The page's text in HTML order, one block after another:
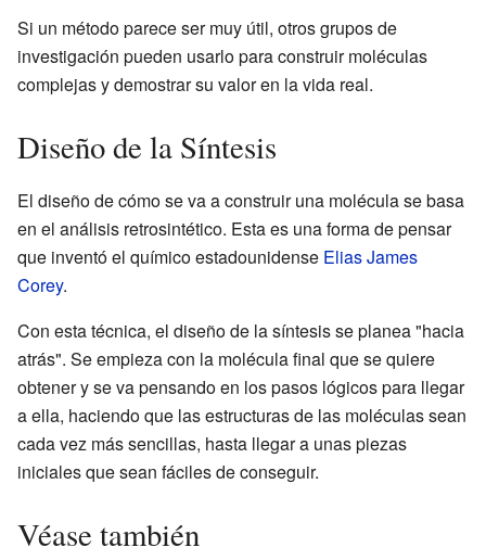
Si un método parece ser muy útil, otros grupos de
investigación pueden usarlo para construir moléculas
complejas y demostrar su valor en la vida real.
Diseño de la Síntesis
El diseño de cómo se va a construir una molécula se basa
en el análisis retrosintético. Esta es una forma de pensar
que inventó el químico estadounidense Elias James
Corey.
Con esta técnica, el diseño de la síntesis se planea "hacia
atrás". Se empieza con la molécula final que se quiere
obtener y se va pensando en los pasos lógicos para llegar
a ella, haciendo que las estructuras de las moléculas sean
cada vez más sencillas, hasta llegar a unas piezas
iniciales que sean fáciles de conseguir.
Véase también